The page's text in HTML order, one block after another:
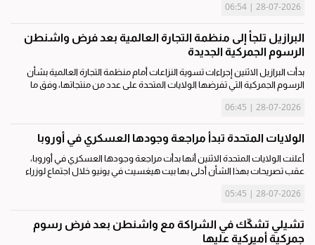
28-07-2026 | 06:54
البرازيل تلجأ إلى منظمة التجارة العالمية بعد فرض واشنطن
الرسوم الجمركية الجديدة
بدأت البرازيل الاثنين إجراءات تسوية النزاعات أمام منظمة التجارة العالمية بشأن
الرسوم الجمركية التي تفرضها الولايات المتحدة على عدد من منتجاتها، وفق ما
28-07-2026 | 06:45
الولايات المتحدة تبدأ مراجعة وجودها العسكري في أوروبا
أعلنت الولايات المتحدة الاثنين أنها بدأت مراجعة وجودها العسكري في أوروبا،
عقب تصريحات بهذا الشأن أدلى بها بيت هيغسيث في يونيو خلال اجتماع لوزراء
28-07-2026 | 05:45
تشيلي تشكّك في الشراكة مع واشنطن بعد فرض رسوم
جمركية أميركية عليها